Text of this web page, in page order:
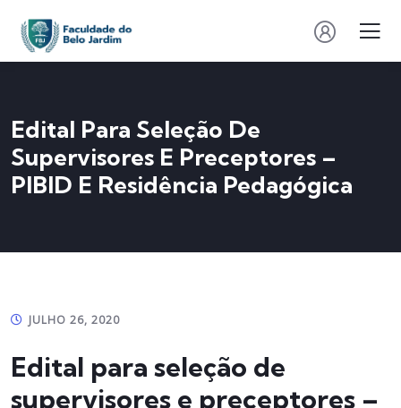
Edital Para Seleção De
Supervisores E Preceptores –
PIBID E Residência Pedagógica
JULHO 26, 2020
Edital para seleção de
supervisores e preceptores –